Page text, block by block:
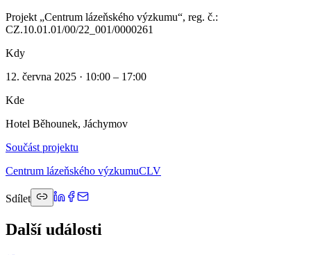
Projekt „Centrum lázeňského výzkumu“, reg. č.:
CZ.10.01.01/00/22_001/0000261
Kdy
12. června 2025 · 10:00 – 17:00
Kde
Hotel Běhounek, Jáchymov
Součást projektu
Centrum lázeňského výzkumuCLV
Sdílet
Další události